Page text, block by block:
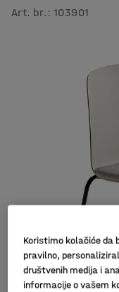
Art. br. :103901
Koristimo kolačiće da
pravilno,
društvenih medija i
informacije o vašem